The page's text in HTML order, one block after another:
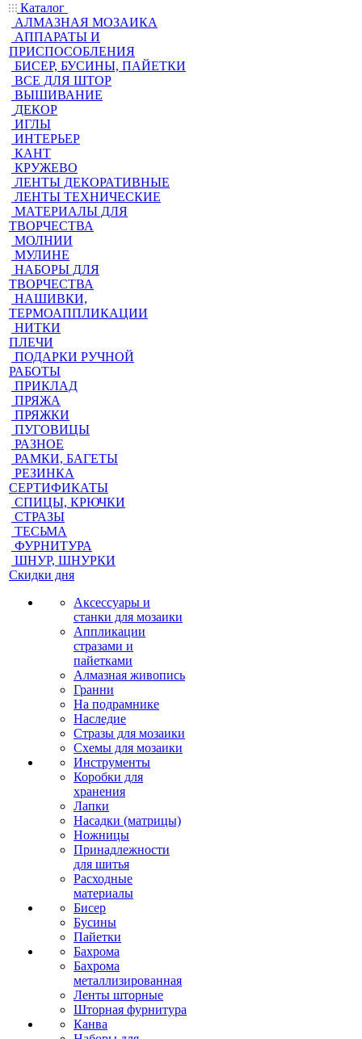
Каталог
АЛМАЗНАЯ МОЗАИКА
АППАРАТЫ И
ПРИСПОСОБЛЕНИЯ
БИСЕР, БУСИНЫ, ПАЙЕТКИ
ВСЕ ДЛЯ ШТОР
ВЫШИВАНИЕ
ДЕКОР
ИГЛЫ
ИНТЕРЬЕР
КАНТ
КРУЖЕВО
ЛЕНТЫ ДЕКОРАТИВНЫЕ
ЛЕНТЫ ТЕХНИЧЕСКИЕ
МАТЕРИАЛЫ ДЛЯ
ТВОРЧЕСТВА
МОЛНИИ
МУЛИНЕ
НАБОРЫ ДЛЯ
ТВОРЧЕСТВА
НАШИВКИ,
ТЕРМОАППЛИКАЦИИ
НИТКИ
ПЛЕЧИ
ПОДАРКИ РУЧНОЙ
РАБОТЫ
ПРИКЛАД
ПРЯЖА
ПРЯЖКИ
ПУГОВИЦЫ
РАЗНОЕ
РАМКИ, БАГЕТЫ
РЕЗИНКА
СЕРТИФИКАТЫ
СПИЦЫ, КРЮЧКИ
СТРАЗЫ
ТЕСЬМА
ФУРНИТУРА
ШНУР, ШНУРКИ
Скидки дня
Аксессуары и
станки для мозаики
Аппликации
стразами и
пайетками
Алмазная живопись
Гранни
На подрамнике
Наследие
Стразы для мозаики
Схемы для мозаики
Инструменты
Коробки для
хранения
Лапки
Насадки (матрицы)
Ножницы
Принадлежности
для шитья
Расходные
материалы
Бисер
Бусины
Пайетки
Бахрома
Бахрома
металлизированная
Ленты шторные
Шторная фурнитура
Канва